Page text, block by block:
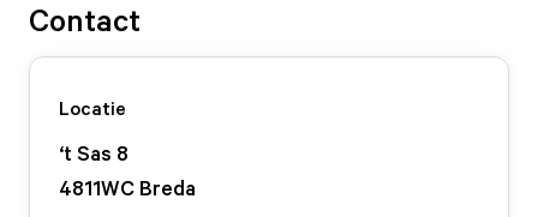
Contact
Locatie
‘t Sas 8
4811WC Breda